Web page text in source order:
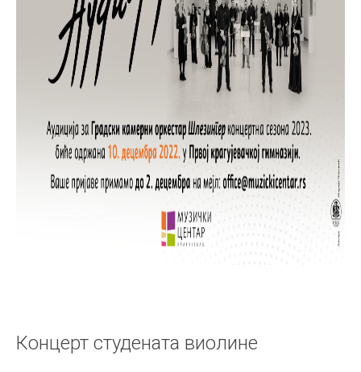
Концерт студената виолине